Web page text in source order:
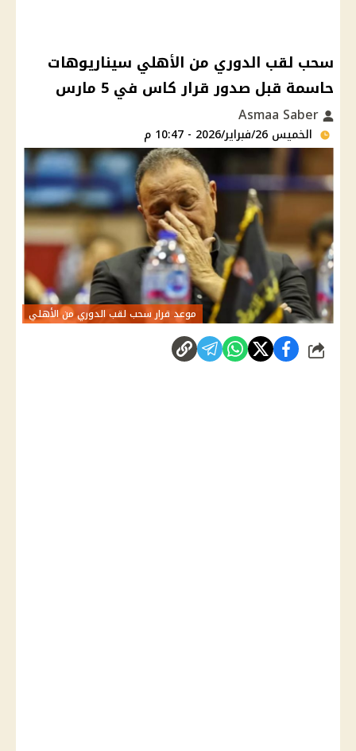
سحب لقب الدوري من الأهلي سيناريوهات
حاسمة قبل صدور قرار كاس في 5 مارس
الخميس 26/فبراير/2026 - 10:47 م
موعد قرار سحب لقب الدوري من الأهلي
شارك